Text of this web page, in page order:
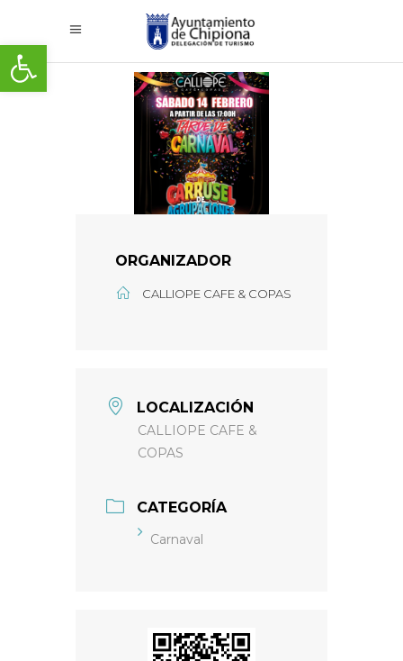
Abrir barra de herramientas
ORGANIZADOR
CALLIOPE CAFE & COPAS
LOCALIZACIÓN
CALLIOPE CAFE &
COPAS
CATEGORÍA
Carnaval